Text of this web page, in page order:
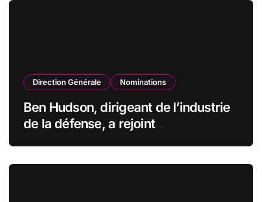
Direction Générale Nominations
Ben Hudson, dirigeant de l’industrie
de la défense, a rejoint